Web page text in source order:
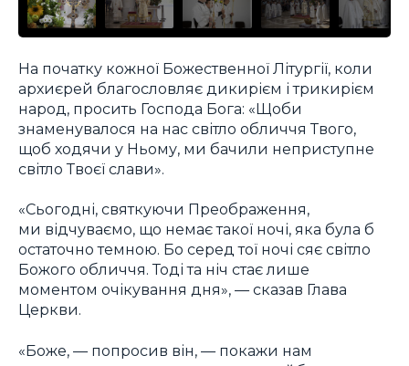
На початку кожної Божественної Літургії, коли
архиєрей благословляє дикирієм і трикирієм
народ, просить Господа Бога: «Щоби
знаменувалося на нас світло обличчя Твого,
щоб ходячи у Ньому, ми бачили неприступне
світло Твоєї слави».
«Сьогодні, святкуючи Преображення,
ми відчуваємо, що немає такої ночі, яка була б
остаточно темною. Бо серед тої ночі сяє світло
Божого обличчя. Тоді та ніч стає лише
моментом очікування дня», — сказав Глава
Церкви.
«Боже, — попросив він, — покажи нам